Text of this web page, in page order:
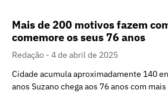
Mais de 200 motivos fazem
comemore os seus 76 anos
Redação
4 de abril de 2025
Cidade acumula aproximadamente 140
anos Suzano chega aos 76 anos com